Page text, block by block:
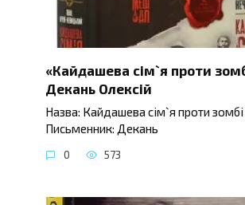
«Кайдашева сім`я проти
Декань Олексій
Назва: Кайдашева сім`я проти зомбі
Письменник: Декань
0 573